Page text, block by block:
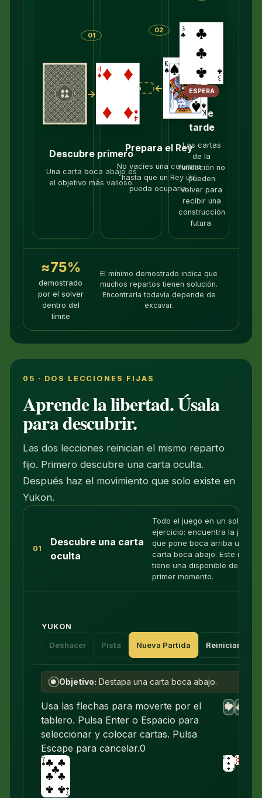
01
→
Descubre primero
Una carta boca abajo es
el objetivo más valioso.
02
Vacía ←
Prepara el Rey
No vacíes una columna
hasta que un Rey útil
pueda ocuparla.
ESPERA
Sube
tarde
Las cartas
de la
fundación no
pueden
volver para
recibir una
construcción
futura.
≈75%
demostrado
por el solver
dentro del
límite
El mínimo demostrado indica que
muchos repartos tienen solución.
Encontrarla todavía depende de
excavar.
05 · DOS LECCIONES FIJAS
Aprende la libertad. Úsala
para descubrir.
Las dos lecciones reinician el mismo reparto
fijo. Primero descubre una carta oculta.
Después haz el movimiento que solo existe en
Yukon.
01
Descubre una carta
oculta
Todo el juego en un solo
ejercicio: encuentra la jugada
que pone boca arriba una
carta boca abajo. Este
tiene una disponible desde el
primer momento.
YUKON
Deshacer Pista Nueva Partida Reiniciar
● Objetivo: Destapa una carta boca abajo.
Usa las flechas para moverte por el
tablero. Pulsa Enter o Espacio para
seleccionar y colocar cartas. Pulsa
Escape para cancelar.0
A
♥ A
♦